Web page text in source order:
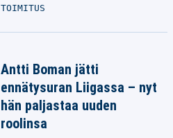
TOIMITUS
Antti Boman jätti
ennätysuran Liigassa – nyt
hän paljastaa uuden
roolinsa